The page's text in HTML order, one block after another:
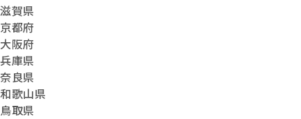
滋賀県
京都府
大阪府
兵庫県
奈良県
和歌山県
鳥取県